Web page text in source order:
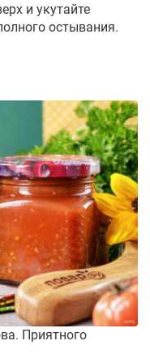
и укутайте
остывания.
Приятного